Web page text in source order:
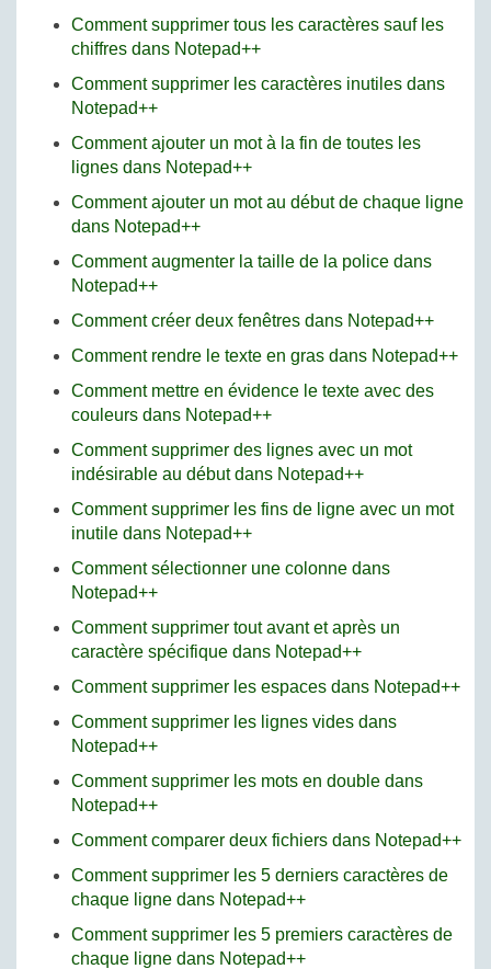
Comment supprimer tous les caractères sauf les
chiffres dans Notepad++
Comment supprimer les caractères inutiles dans
Notepad++
Comment ajouter un mot à la fin de toutes les
lignes dans Notepad++
Comment ajouter un mot au début de chaque ligne
dans Notepad++
Comment augmenter la taille de la police dans
Notepad++
Comment créer deux fenêtres dans Notepad++
Comment rendre le texte en gras dans Notepad++
Comment mettre en évidence le texte avec des
couleurs dans Notepad++
Comment supprimer des lignes avec un mot
indésirable au début dans Notepad++
Comment supprimer les fins de ligne avec un mot
inutile dans Notepad++
Comment sélectionner une colonne dans
Notepad++
Comment supprimer tout avant et après un
caractère spécifique dans Notepad++
Comment supprimer les espaces dans Notepad++
Comment supprimer les lignes vides dans
Notepad++
Comment supprimer les mots en double dans
Notepad++
Comment comparer deux fichiers dans Notepad++
Comment supprimer les 5 derniers caractères de
chaque ligne dans Notepad++
Comment supprimer les 5 premiers caractères de
chaque ligne dans Notepad++